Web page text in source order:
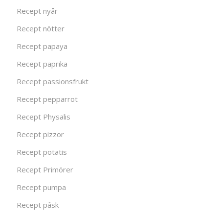
Recept nyår
Recept nötter
Recept papaya
Recept paprika
Recept passionsfrukt
Recept pepparrot
Recept Physalis
Recept pizzor
Recept potatis
Recept Primörer
Recept pumpa
Recept påsk